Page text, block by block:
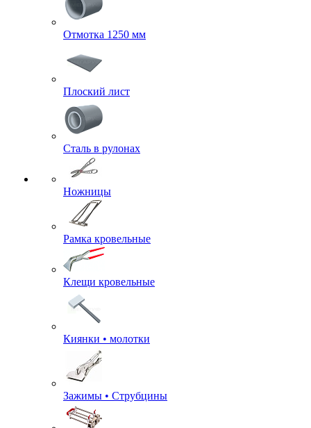
Отмотка 1250 мм
Плоский лист
Сталь в рулонах
Ножницы
Рамка кровельные
Клещи кровельные
Киянки • молотки
Зажимы • Струбцины